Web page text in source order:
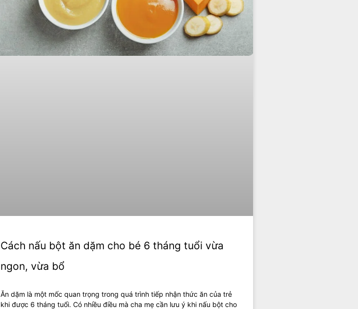
Cách nấu bột ăn dặm cho bé 6 tháng tuổi vừa
ngon, vừa bổ
Ăn dặm là một mốc quan trọng trong quá trình tiếp nhận thức ăn của trẻ
khi được 6 tháng tuổi. Có nhiều điều mà cha mẹ cần lưu ý khi nấu bột cho